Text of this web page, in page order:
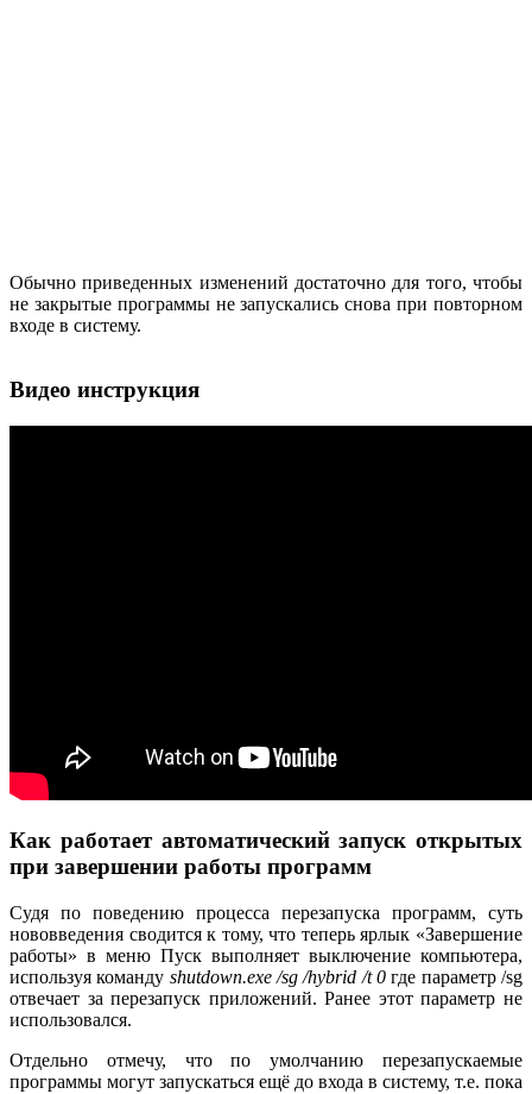
Обычно приведенных изменений достаточно для того, чтобы
не закрытые программы не запускались снова при повторном
входе в систему.
Видео инструкция
Как работает автоматический запуск открытых
при завершении работы программ
Судя по поведению процесса перезапуска программ, суть
нововведения сводится к тому, что теперь ярлык «Завершение
работы» в меню Пуск выполняет выключение компьютера,
используя команду shutdown.exe /sg /hybrid /t 0 где параметр /sg
отвечает за перезапуск приложений. Ранее этот параметр не
использовался.
Отдельно отмечу, что по умолчанию перезапускаемые
программы могут запускаться ещё до входа в систему, т.е. пока